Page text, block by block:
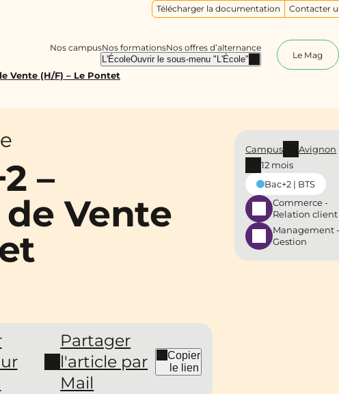
Nos campusNos formationsNos offres d’alternance
L'ÉcoleOuvrir le sous-menu "L'École" Le Mag
Télécharger la documentation Contacter
Vente (H/F) – Le Pontet
–
Vente
Partager
l'article par
Mail
Copier
le lien
Campus
Avignon
12 mois
Bac+2 | BTS
Commerce -
Relation client
Management -
Gestion